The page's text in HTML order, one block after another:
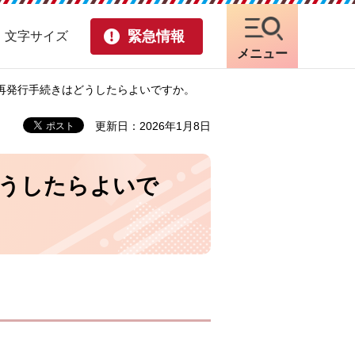
文字サイズ 緊急情報
メニュー
行手続きはどうしたらよいですか。
更新日：2026年1月8日
したらよいで